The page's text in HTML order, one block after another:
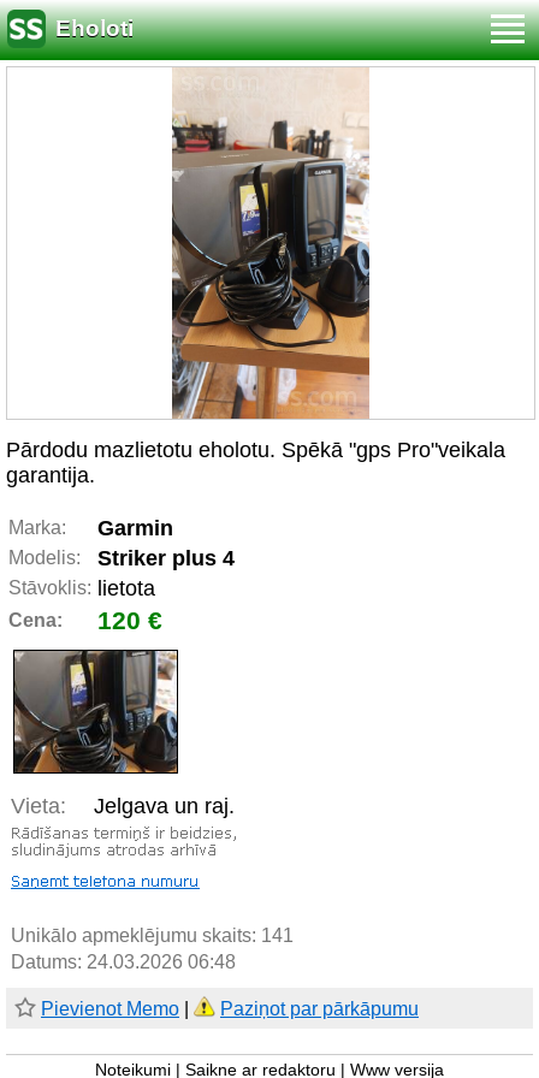
Eholoti
Pārdodu mazlietotu eholotu. Spēkā "gps Pro"veikala
garantija.
Marka: Garmin
Modelis: Striker plus 4
Stāvoklis: lietota
Cena: 120 €
Vieta: Jelgava un raj.
Unikālo apmeklējumu skaits: 141
Datums: 24.03.2026 06:48
Pievienot Memo Paziņot par pārkāpumu
Noteikumi Saikne ar redaktoru Www versija